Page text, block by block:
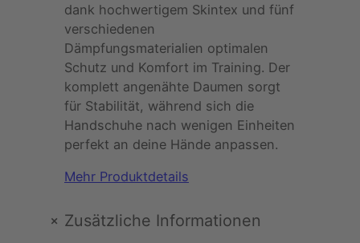
–
B
o
x
h
a
n
d
s
h
u
dank hochwertigem Skintex und fünf
verschiedenen
Dämpfungsmaterialien optimalen
Schutz und Komfort im Training. Der
komplett angenähte Daumen sorgt
für Stabilität, während sich die
Handschuhe nach wenigen Einheiten
perfekt an deine Hände anpassen.
Mehr Produktdetails
+Zusätzliche Informationen